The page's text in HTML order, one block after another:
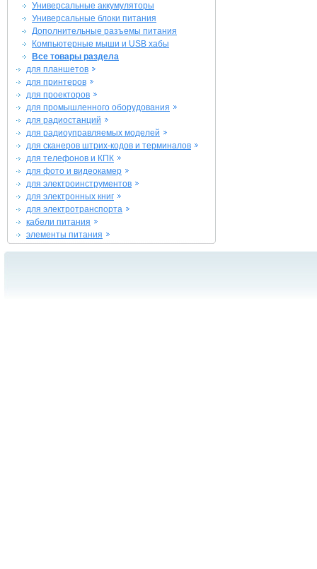
Универсальные аккумуляторы
Универсальные блоки питания
Дополнительные разъемы питания
Компьютерные мыши и USB хабы
Все товары раздела
для планшетов
для принтеров
для проекторов
для промышленного оборудования
для радиостанций
для радиоуправляемых моделей
для сканеров штрих-кодов и терминалов
для телефонов и КПК
для фото и видеокамер
для электроинструментов
для электронных книг
для электротранспорта
кабели питания
элементы питания